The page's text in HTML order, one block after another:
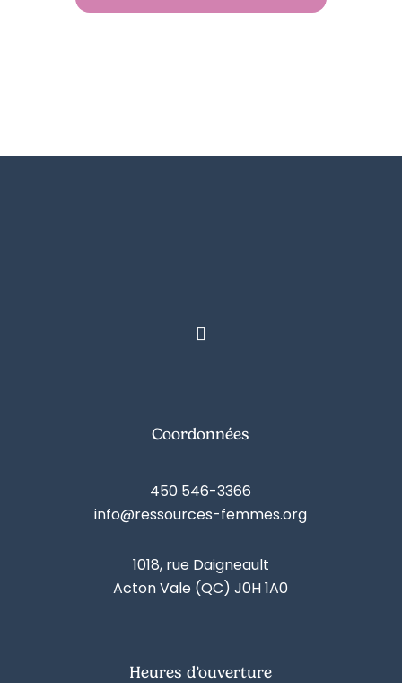
Coordonnées
450 546-3366
info@ressources-femmes.org
1018, rue Daigneault
Acton Vale (QC) J0H 1A0
Heures d’ouverture